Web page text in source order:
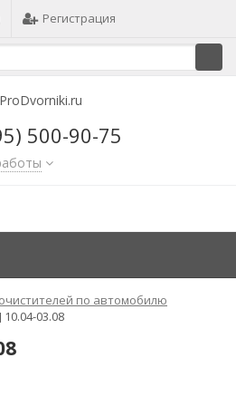
Регистрация
500-90-75
по автомобилю
10.04-03.08